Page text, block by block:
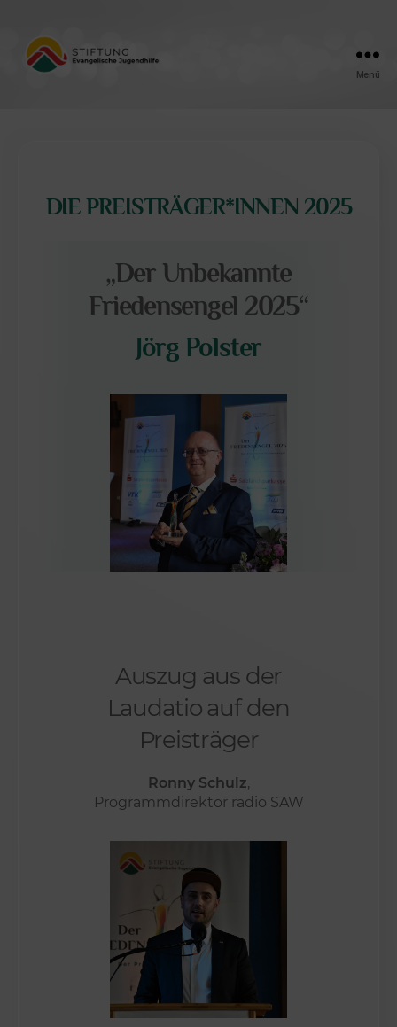
Menü
DIE PREISTRÄGER*INNEN 2025
„Der Unbekannte
Friedensengel 2025“
Jörg Polster
Auszug aus der
Laudatio auf den
Preisträger
Ronny Schulz,
Programmdirektor radio SAW